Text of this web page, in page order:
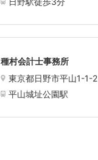
種村会計士事務所
東京都日野市平山1-1-2
平山城址公園駅